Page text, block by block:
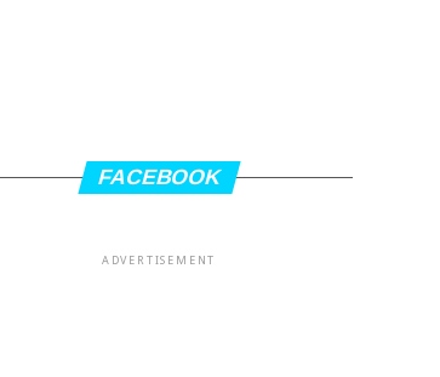
FACEBOOK
ADVERTISEMENT